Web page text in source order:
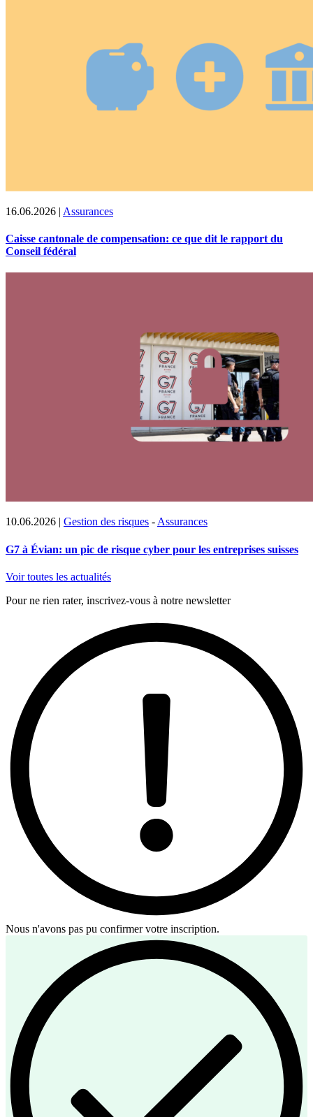
16.06.2026 | Assurances
Caisse cantonale de compensation: ce que dit le rapport du
Conseil fédéral
10.06.2026 | Gestion des risques - Assurances
G7 à Évian: un pic de risque cyber pour les entreprises suisses
Voir toutes les actualités
Pour ne rien rater, inscrivez-vous à notre newsletter
Nous n'avons pas pu confirmer votre inscription.